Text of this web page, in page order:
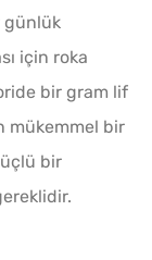
günlük
için roka
bir gram lif
mükemmel bir
bir